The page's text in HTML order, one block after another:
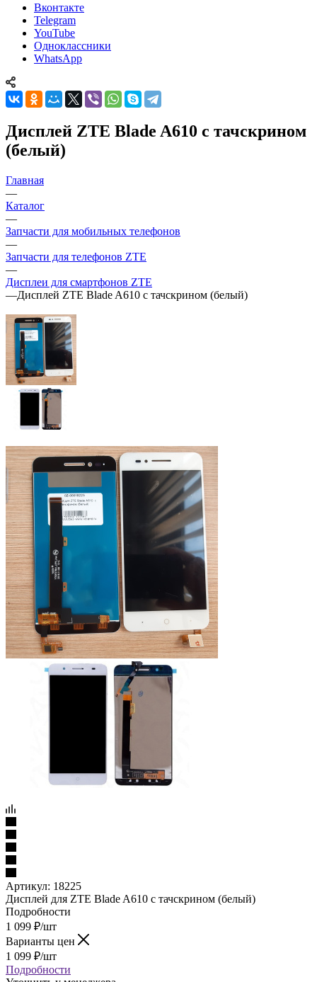
Вконтакте
Telegram
YouTube
Одноклассники
WhatsApp
Дисплей ZTE Blade A610 с тачскрином
(белый)
Главная
—
Каталог
—
Запчасти для мобильных телефонов
—
Запчасти для телефонов ZTE
—
Дисплеи для смартфонов ZTE
—Дисплей ZTE Blade A610 с тачскрином (белый)
Артикул: 18225
Дисплей для ZTE Blade A610 с тачскрином (белый)
Подробности
1 099 ₽/шт
Варианты цен
1 099 ₽/шт
Подробности